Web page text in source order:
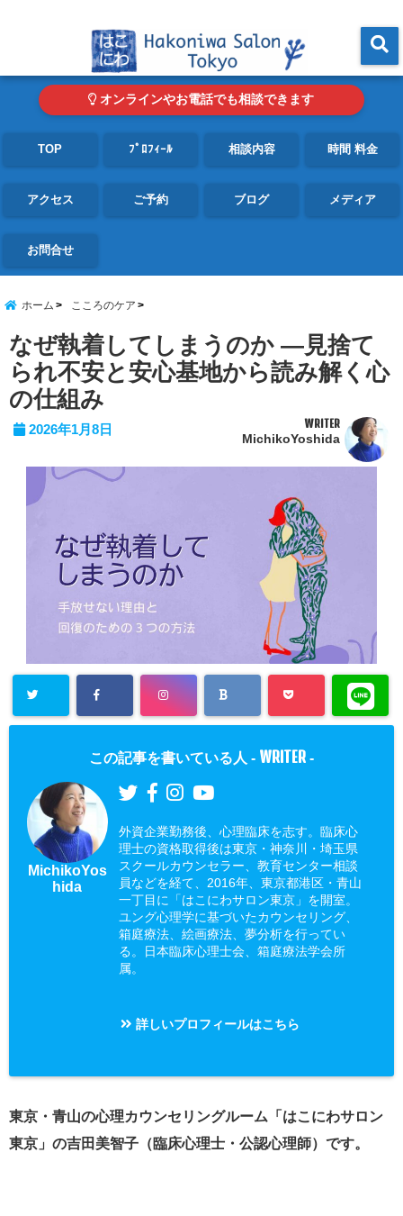
オンラインやお電話でも相談できます
TOP ﾌﾟﾛﾌｨｰﾙ 相談内容 時間 料金
アクセス ご予約 ブログ メディア
お問合せ
ホーム こころのケア
なぜ執着してしまうのか ―見捨て
られ不安と安心基地から読み解く心
の仕組み
2026年1月8日 WRITER
MichikoYoshida
この記事を書いている人 - WRITER -
MichikoYos
hida
外資企業勤務後、心理臨床を志す。臨床心
理士の資格取得後は東京・神奈川・埼玉県
スクールカウンセラー、教育センター相談
員などを経て、2016年、東京都港区・青山
一丁目に「はこにわサロン東京」を開室。
ユング心理学に基づいたカウンセリング、
箱庭療法、絵画療法、夢分析を行ってい
る。日本臨床心理士会、箱庭療法学会所
属。
詳しいプロフィールはこちら
東京・青山の心理カウンセリングルーム「はこにわサロン
東京」の吉田美智子（臨床心理士・公認心理師）です。